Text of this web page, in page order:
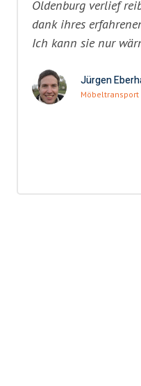
Oldenburg verlief
dank ihres
Ich kann sie nur
Jürgen